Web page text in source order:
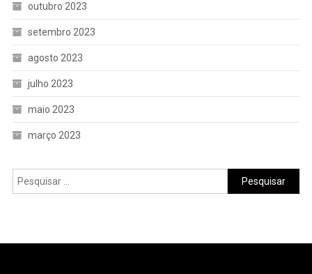
outubro 2023
setembro 2023
agosto 2023
julho 2023
maio 2023
março 2023